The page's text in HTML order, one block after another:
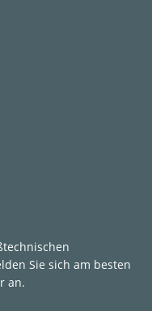
Sie sich am besten
an.